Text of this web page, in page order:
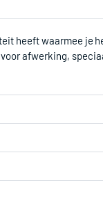
heeft waarmee je
afwerking,